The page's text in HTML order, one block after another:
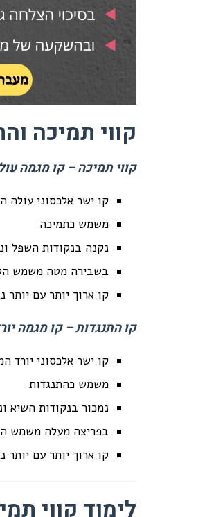
קווי תמיכה
קווי תמיכה – קו מגמה
קו ישר אלכסוני עולה
משמש כתמיכה
נקנה בנקודות השפל
בשבירה מטה משמש
קו ארוך יותר עם
קו התנגדות – קו מגמה
קו ישר אלכסוני יורד
משמש כהתנגדות
נמכור בנקודות השיא
בפריצה מעלה משמש
קו ארוך יותר עם
לימוד קווי